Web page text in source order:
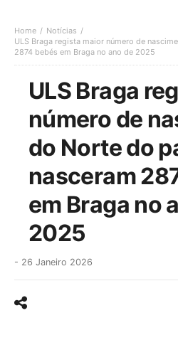
Home
Notícias
ULS Braga regista maior número de
2874 bebés em Braga no ano de 2025
ULS Braga
número de
do Norte do
nasceram
em Braga no
2025
- 26 Janeiro 2026